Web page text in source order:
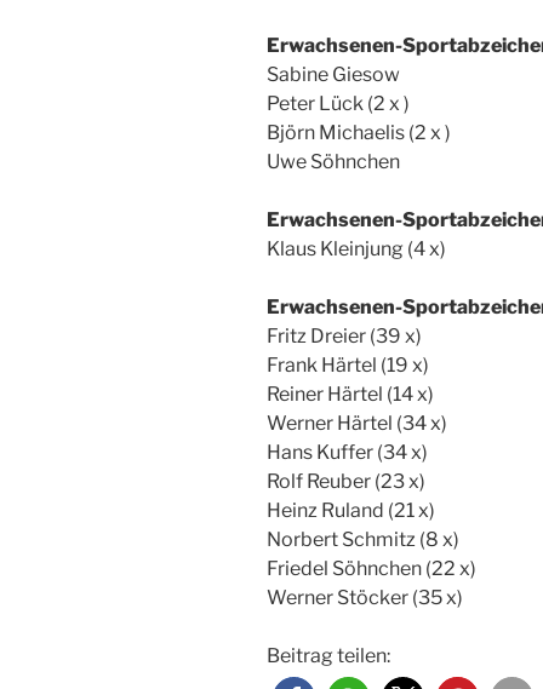
Erwachsenen-
Sabine Giesow
Peter Lück (2 x )
Björn Michaelis (2 x )
Uwe Söhnchen
Erwachsenen-
Klaus Kleinjung (4 x)
Erwachsenen-
Fritz Dreier (39 x)
Frank Härtel (19 x)
Reiner Härtel (14 x)
Werner Härtel (34 x)
Hans Kuffer (34 x)
Rolf Reuber (23 x)
Heinz Ruland (21 x)
Norbert Schmitz (8 x)
Friedel Söhnchen (22 x)
Werner Stöcker (35 x)
Beitrag teilen: